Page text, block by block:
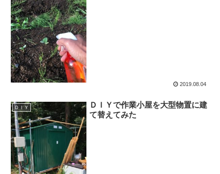
2019.08.04
ＤＩＹ
ＤＩＹで作業小屋を大型物置に建
て替えてみた